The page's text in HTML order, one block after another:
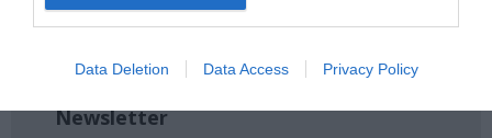
Data Deletion Data Access Privacy Policy
JEROME KALUTA
ΔΩΡΕΑΝ ΕΚΔΗΛΩΣΕΙΣ
Newsletter